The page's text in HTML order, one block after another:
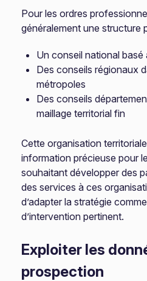
Pour les ordres
généralement une structure
Un conseil national basé
Des conseils régionaux
métropoles
Des conseils
maillage territorial fin
Cette organisation
information précieuse pour
souhaitant développer des
des services à ces
d’adapter la stratégie
d’intervention pertinent.
Exploiter les
prospection